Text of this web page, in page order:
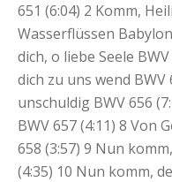
651 (6:04) 2 Komm,
Wasserflüssen
dich, o liebe Seele
dich zu uns wend BWV
unschuldig BWV 656
BWV 657 (4:11) 8 Von
658 (3:57) 9 Nun
(4:35) 10 Nun komm,